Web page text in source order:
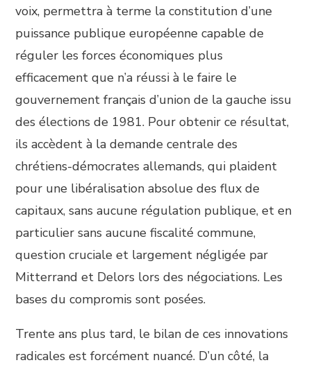
voix, permettra à terme la constitution d’une
puissance publique européenne capable de
réguler les forces économiques plus
efficacement que n’a réussi à le faire le
gouvernement français d’union de la gauche issu
des élections de 1981. Pour obtenir ce résultat,
ils accèdent à la demande centrale des
chrétiens-démocrates allemands, qui plaident
pour une libéralisation absolue des flux de
capitaux, sans aucune régulation publique, et en
particulier sans aucune fiscalité commune,
question cruciale et largement négligée par
Mitterrand et Delors lors des négociations. Les
bases du compromis sont posées.
Trente ans plus tard, le bilan de ces innovations
radicales est forcément nuancé. D’un côté, la